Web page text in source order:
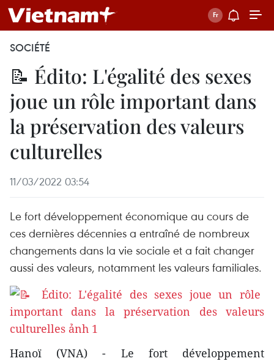
SOCIÉTÉ
📝 Édito: L'égalité des sexes
joue un rôle important dans
la préservation des valeurs
culturelles
11/03/2022 03:54
Le fort développement économique au cours de
ces dernières décennies a entraîné de nombreux
changements dans la vie sociale et a fait changer
aussi des valeurs, notamment les valeurs familiales.
Hanoï (VNA) - Le fort développement